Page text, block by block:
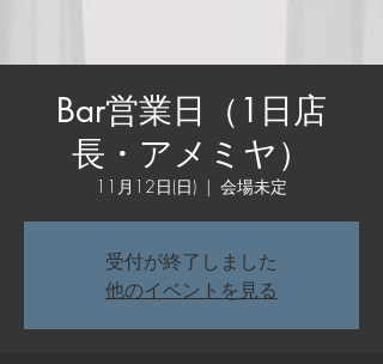
Bar営業日（1日店
長・アメミヤ）
11月12日(日)
  |
会場未定
受付が終了しました
他のイベントを見る